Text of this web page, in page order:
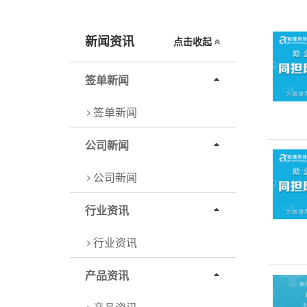
新闻资讯 点击收起
签单新闻
签单新闻
公司新闻
公司新闻
行业资讯
行业资讯
产品资讯